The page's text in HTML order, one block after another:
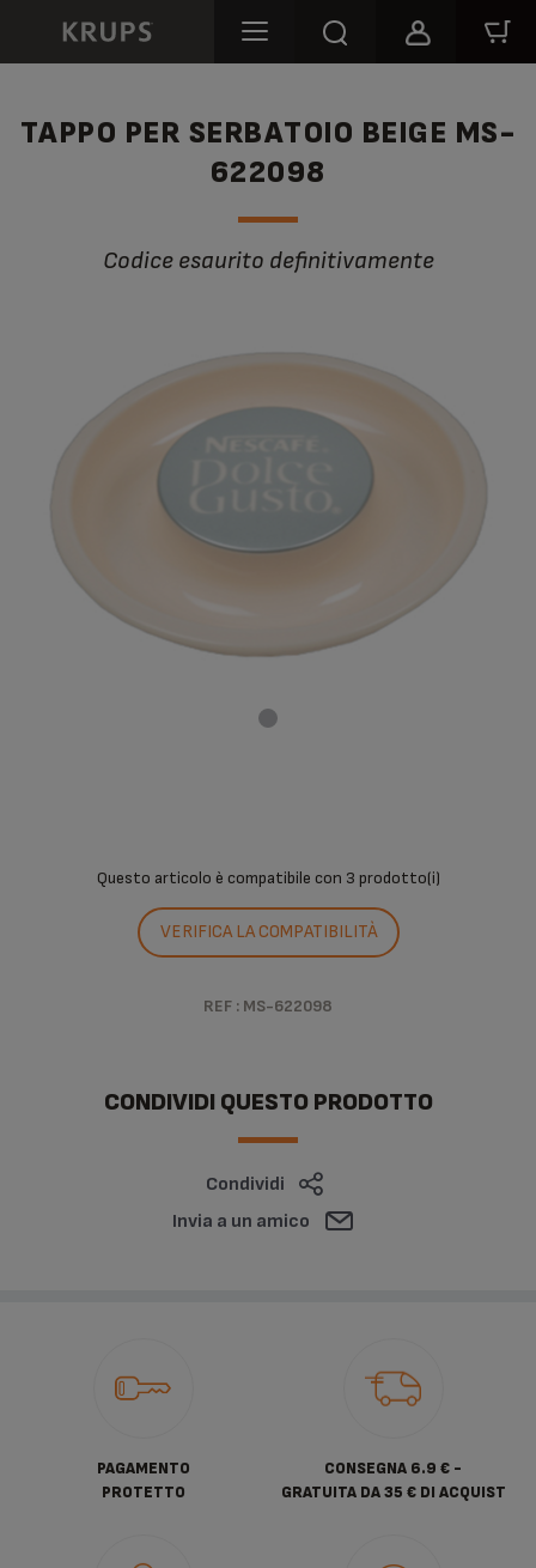
TAPPO PER SERBATOIO BEIGE MS-
622098
Codice esaurito definitivamente
Questo articolo è compatibile con 3 prodotto(i)
VERIFICA LA COMPATIBILITÀ
REF : MS-622098
CONDIVIDI QUESTO PRODOTTO
Condividi
Invia a un amico
PAGAMENTO
PROTETTO
CONSEGNA 6.9 € -
GRATUITA DA 35 € DI ACQUIST